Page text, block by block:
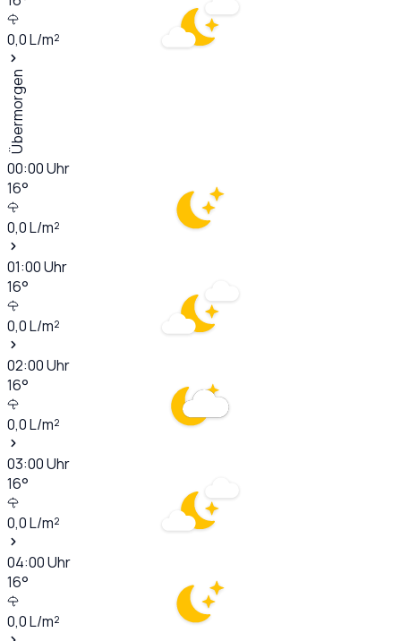
0,0L/m²
Übermorgen
00:00Uhr
16°
0,0L/m²
01:00Uhr
16°
0,0L/m²
02:00Uhr
16°
0,0L/m²
03:00Uhr
16°
0,0L/m²
04:00Uhr
16°
0,0L/m²